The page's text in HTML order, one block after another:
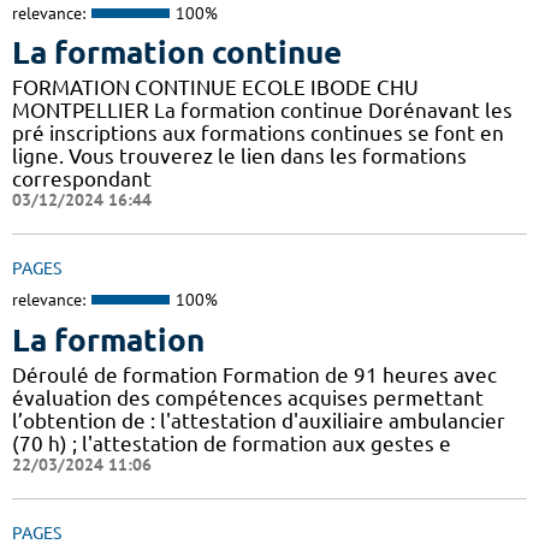
relevance: 100%
La formation continue
FORMATION CONTINUE ECOLE IBODE CHU
MONTPELLIER La formation continue Dorénavant les
pré inscriptions aux formations continues se font en
ligne. Vous trouverez le lien dans les formations
correspondant
03/12/2024 16:44
PAGES
relevance: 100%
La formation
Déroulé de formation Formation de 91 heures avec
évaluation des compétences acquises permettant
l’obtention de : l'attestation d'auxiliaire ambulancier
(70 h) ; l'attestation de formation aux gestes e
22/03/2024 11:06
PAGES